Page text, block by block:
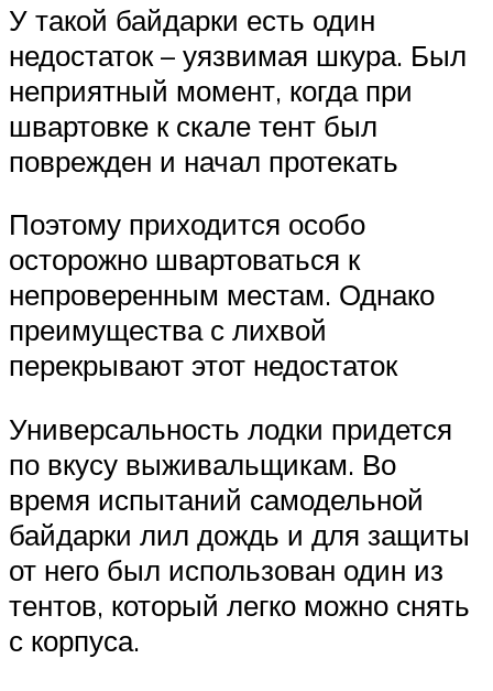
У такой байдарки есть один
недостаток – уязвимая шкура. Был
неприятный момент, когда при
швартовке к скале тент был
поврежден и начал протекать
Поэтому приходится особо
осторожно швартоваться к
непроверенным местам. Однако
преимущества с лихвой
перекрывают этот недостаток
Универсальность лодки придется
по вкусу выживальщикам. Во
время испытаний самодельной
байдарки лил дождь и для защиты
от него был использован один из
тентов, который легко можно снять
с корпуса.